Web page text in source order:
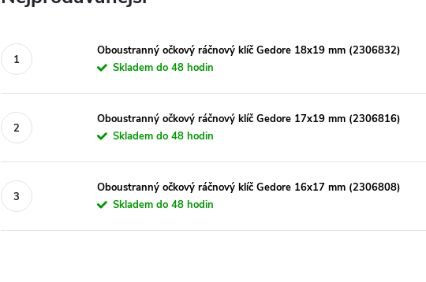
Oboustranný očkový ráčnový klíč Gedore 18x19 mm (2306832)
Skladem do 48 hodin
Oboustranný očkový ráčnový klíč Gedore 17x19 mm (2306816)
Skladem do 48 hodin
Oboustranný očkový ráčnový klíč Gedore 16x17 mm (2306808)
Skladem do 48 hodin